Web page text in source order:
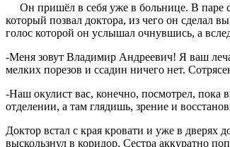
Он пришёл в себя уже в больнице. В паре с
который позвал доктора, из чего он сделал
голос которой он услышал очнувшись, а
-Меня зовут Владимир Андреевич! Я ваш
мелких порезов и ссадин ничего нет.
-Наш окулист вас, конечно, посмотрел, пока
отделении, а там глядишь, зрение и
Доктор встал с края кровати и уже в
выскользнул в коридор. Сестра аккуратно